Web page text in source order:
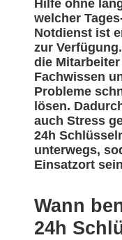
Hilfe ohne
welcher
Notdienst ist
zur
die
Fachwissen
Probleme
lösen.
auch Stress
24h
unterwegs,
Einsatzort
Wann
24h